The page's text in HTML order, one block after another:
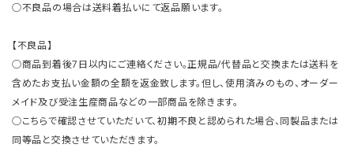
○不良品の場合は送料着払いにて返品願います。
【不良品】
○商品到着後7日以内にご連絡ください。正規品/代替品と交換または送料を
含めたお支払い金額の全額を返金致します。但し、使用済みのもの、オーダー
メイド及び受注生産商品などの一部商品を除きます。
○こちらで確認させていただいて、初期不良と認められた場合、同製品または
同等品と交換させていただきます。